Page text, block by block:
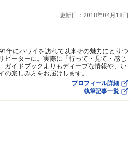
更新日： 2018年04月18日
年にハワイを訪れて以来その魅力にとりつ
ピーターに。実際に「行って・見て・感じ
ガイドブックよりもディープな情報や、い
の楽しみ方をお届けします。
プロフィール詳細
執筆記事一覧